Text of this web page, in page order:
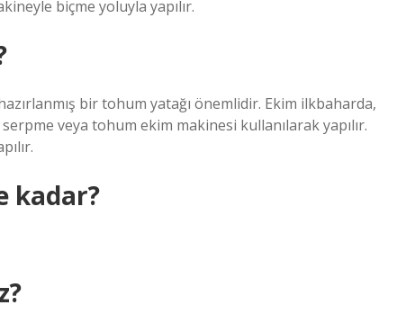
biçme yoluyla yapılır.
bir tohum yatağı önemlidir. Ekim ilkbaharda,
veya tohum ekim makinesi kullanılarak yapılır.
kadar?